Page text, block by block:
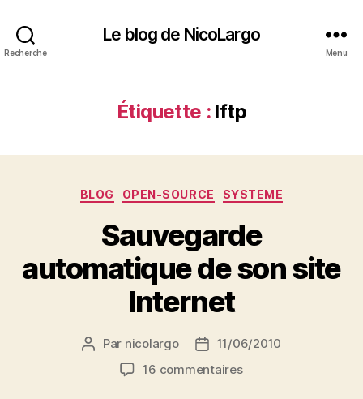
Recherche
Le blog de NicoLargo
Menu
Étiquette : lftp
Catégories
BLOG OPEN-SOURCE SYSTEME
Sauvegarde
automatique de son site
Internet
Auteur
l’article
Par nicolargo
Date11/06/2010
16 commentairessur